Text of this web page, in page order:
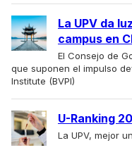
La UPV da
campus en
El Consejo de
que suponen el impulso
Institute (BVPI)
U-Ranking
La UPV, mejor